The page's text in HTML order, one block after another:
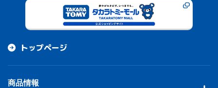
トップページ
商品情報